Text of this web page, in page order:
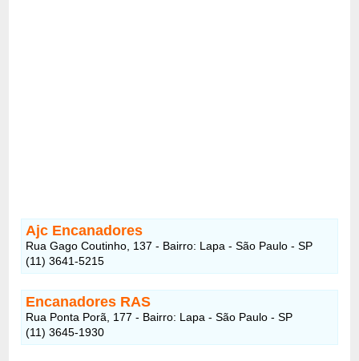
Ajc Encanadores
Rua Gago Coutinho, 137 - Bairro: Lapa - São Paulo - SP
(11) 3641-5215
Encanadores RAS
Rua Ponta Porã, 177 - Bairro: Lapa - São Paulo - SP
(11) 3645-1930